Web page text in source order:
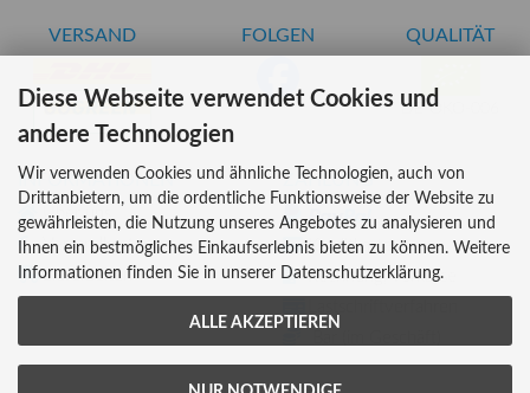
VERSAND FOLGEN QUALITÄT
DE-ÖKO-006
INFORMATIONEN
Über uns
Versandkosten
Lieferzeiten
ZAHLUNG
Kreditkarte
Rechnung, Vorkasse
Diese Webseite verwendet Cookies und
andere Technologien
Wir verwenden Cookies und ähnliche Technologien, auch von
Drittanbietern, um die ordentliche Funktionsweise der Website zu
gewährleisten, die Nutzung unseres Angebotes zu analysieren und
Ihnen ein bestmögliches Einkaufserlebnis bieten zu können. Weitere
Informationen finden Sie in unserer Datenschutzerklärung.
ALLE AKZEPTIEREN